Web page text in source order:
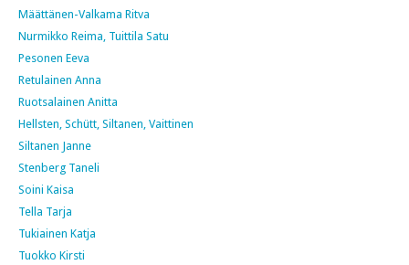
Määttänen-Valkama Ritva
Nurmikko Reima, Tuittila Satu
Pesonen Eeva
Retulainen Anna
Ruotsalainen Anitta
Hellsten, Schütt, Siltanen, Vaittinen
Siltanen Janne
Stenberg Taneli
Soini Kaisa
Tella Tarja
Tukiainen Katja
Tuokko Kirsti